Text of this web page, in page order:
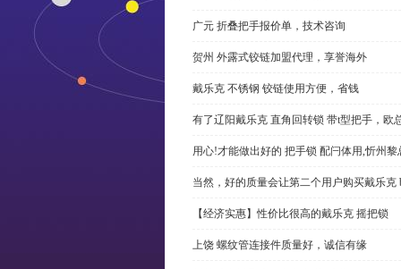
广元 折叠把手报价单，技术咨询
贺州 外露式铰链加盟代理，享誉海外
戴乐克 不锈钢 铰链使用方便，省钱
有了辽阳戴乐克 直角回转锁 带t型把手，欧
用心!才能做出好的 把手锁 配闩体用,忻州黎
当然，好的质量会让第二个用户购买戴乐克
【经济实惠】性价比很高的戴乐克 摇把锁
上饶 螺纹管连接件质量好，诚信有缘